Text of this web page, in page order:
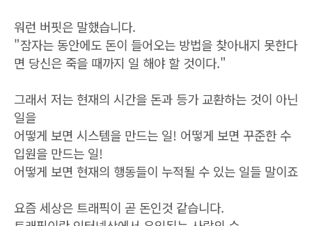
워런 버핏은 말했습니다.
"잠자는 동안에도 돈이 들어오는 방법을 찾아내지 못한다
면 당신은 죽을 때까지 일 해야 할 것이다."
그래서 저는 현재의 시간을 돈과 등가 교환하는 것이 아닌
일을
어떻게 보면 시스템을 만드는 일! 어떻게 보면 꾸준한 수
입원을 만드는 일!
어떻게 보면 현재의 행동들이 누적될 수 있는 일들 말이죠
요즘 세상은 트래픽이 곧 돈인것 같습니다.